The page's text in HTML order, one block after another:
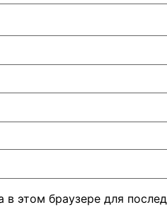
в этом браузере для